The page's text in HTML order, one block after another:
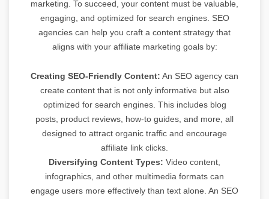
marketing. To succeed, your content must be valuable,
engaging, and optimized for search engines. SEO
agencies can help you craft a content strategy that
aligns with your affiliate marketing goals by:
Creating SEO-Friendly Content: An SEO agency can
create content that is not only informative but also
optimized for search engines. This includes blog
posts, product reviews, how-to guides, and more, all
designed to attract organic traffic and encourage
affiliate link clicks.
Diversifying Content Types: Video content,
infographics, and other multimedia formats can
engage users more effectively than text alone. An SEO